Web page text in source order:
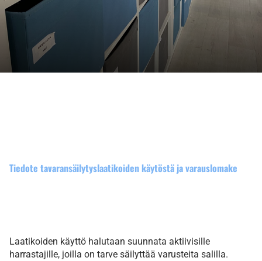
Tiedote tavaransäilytyslaatikoiden käytöstä ja varauslomake
Laatikoiden käyttö halutaan suunnata aktiivisille
harrastajille, joilla on tarve säilyttää varusteita salilla.